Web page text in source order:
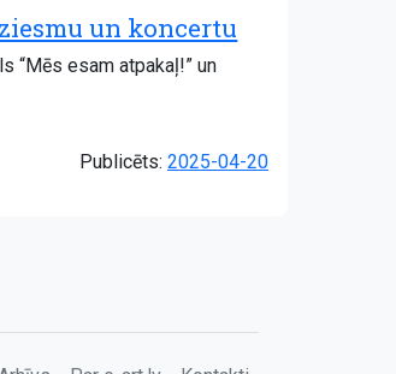
un koncertu
“Mēs esam atpakaļ!” un
Publicēts: 2025-04-20